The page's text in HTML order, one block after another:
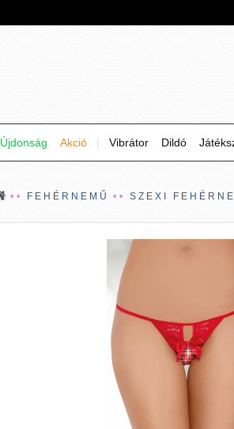
Újdonság Akció | Vibrátor Dildó
FEHÉRNEMŰ SZEXI